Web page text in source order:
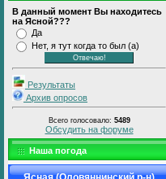
В данный момент Вы находитесь
на Ясной???
Да
Нет, я тут когда то был (а)
Результаты
Архив опросов
Всего голосовало: 5489
Обсудить на форуме
Наша погода